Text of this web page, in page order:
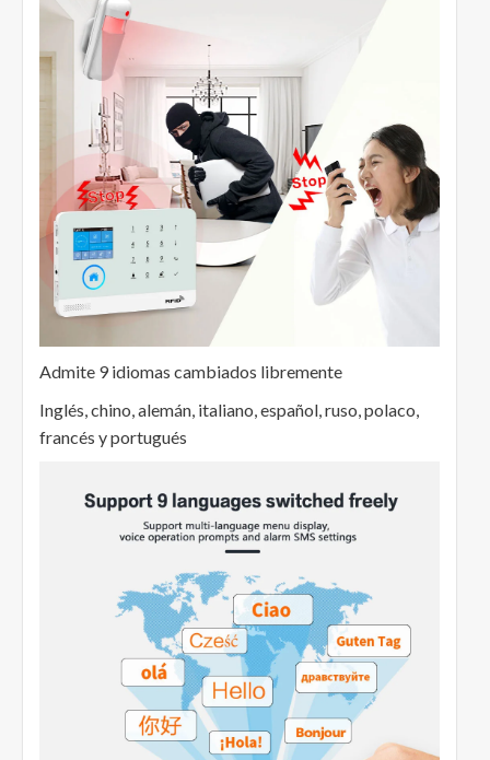
Admite 9 idiomas cambiados libremente
Inglés, chino, alemán, italiano, español, ruso, polaco,
francés y portugués